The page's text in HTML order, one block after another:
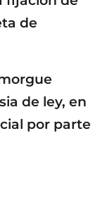
de
de ley, en
por parte